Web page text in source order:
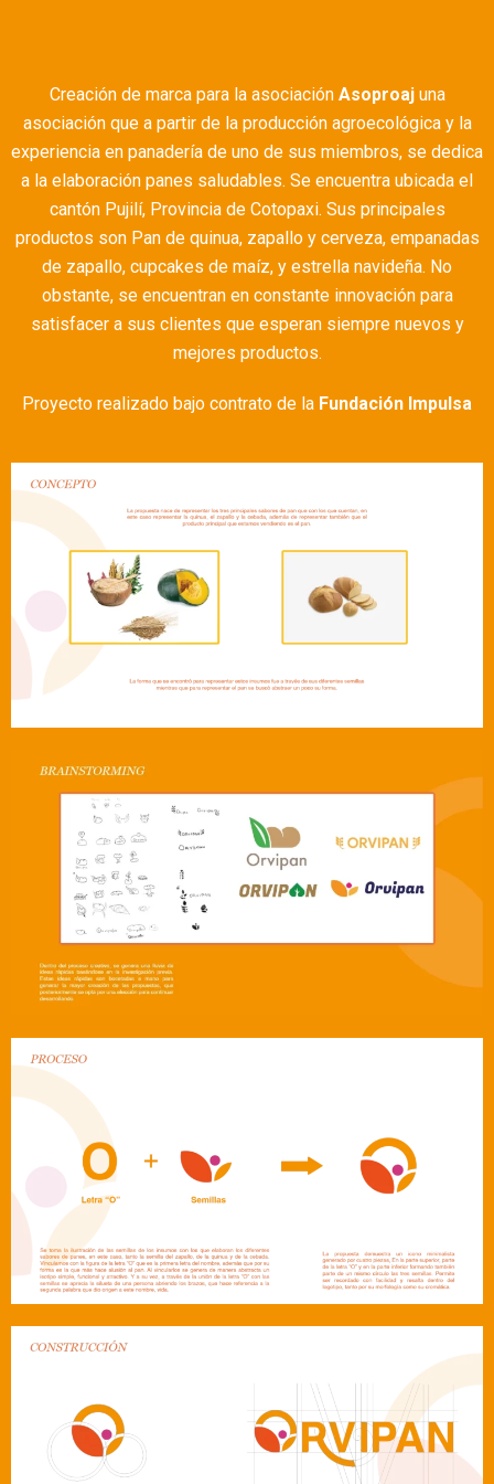
Creación de marca para la asociación Asoproajuna
asociación que a partir de la producción agroecológica y la
experiencia en panadería de uno de sus miembros, se dedica
a la elaboración panes saludables. Se encuentra ubicada el
cantón Pujilí, Provincia de Cotopaxi. Sus principales
productos son Pan de quinua, zapallo y cerveza, empanadas
de zapallo, cupcakes de maíz, y estrella navideña. No
obstante, se encuentran en constante innovación para
satisfacer a sus clientes que esperan siempre nuevos y
mejores productos.
Proyecto realizado bajo contrato de la Fundación Impulsa